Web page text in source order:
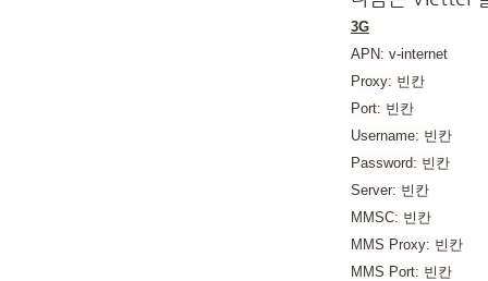
3G
APN: v-internet
Proxy: 빈칸
Port: 빈칸
Username: 빈칸
Password: 빈칸
Server: 빈칸
MMSC: 빈칸
MMS Proxy: 빈칸
MMS Port: 빈칸